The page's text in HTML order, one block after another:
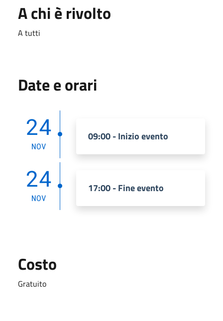
A chi è rivolto
A tutti
Date e orari
24
NOV
09:00 - Inizio evento
24
NOV
17:00 - Fine evento
Costo
Gratuito